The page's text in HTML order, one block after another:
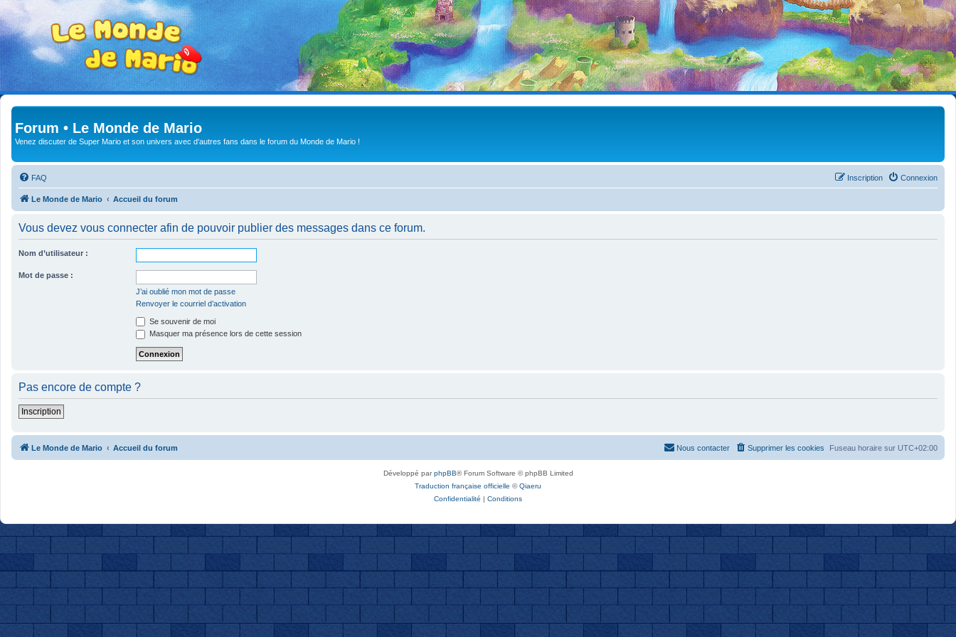
Forum • Le Monde de Mario
Venez discuter de Super Mario et son univers avec d'autres fans dans le forum du Monde de Mario !
FAQ Connexion
Inscription
Le Monde de Mario Accueil du forum
Vous devez vous connecter afin de pouvoir publier des messages dans ce forum.
Nom d’utilisateur :
Mot de passe :
J’ai oublié mon mot de passe
Renvoyer le courriel d’activation
Se souvenir de moi
Masquer ma présence lors de cette session
Pas encore de compte ?
Inscription
Le Monde de Mario Accueil du forum Fuseau horaire sur UTC+02:00
Supprimer les cookies
Nous contacter
Développé parphpBB® Forum Software © phpBB Limited
Traduction française officielle ©Qiaeru
Confidentialité | Conditions